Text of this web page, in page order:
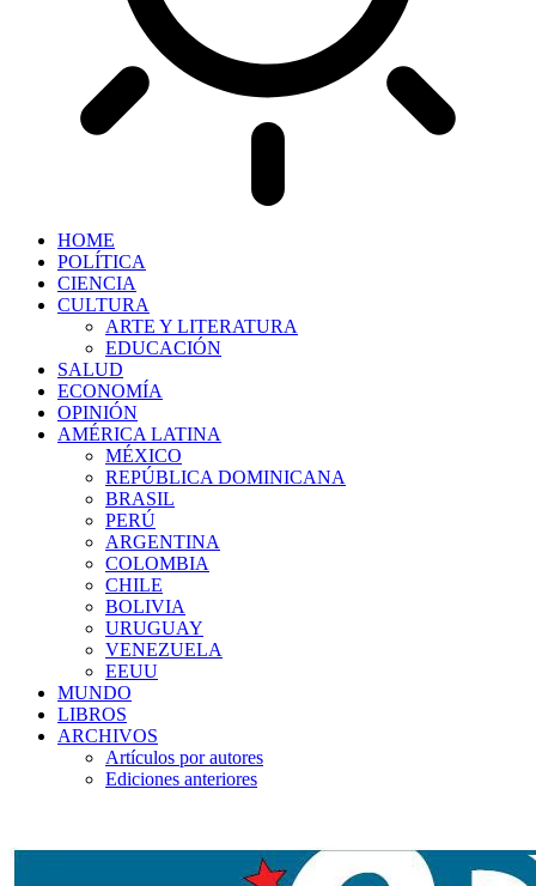
HOME
POLÍTICA
CIENCIA
CULTURA
ARTE Y LITERATURA
EDUCACIÓN
SALUD
ECONOMÍA
OPINIÓN
AMÉRICA LATINA
MÉXICO
REPÚBLICA DOMINICANA
BRASIL
PERÚ
ARGENTINA
COLOMBIA
CHILE
BOLIVIA
URUGUAY
VENEZUELA
EEUU
MUNDO
LIBROS
ARCHIVOS
Artículos por autores
Ediciones anteriores